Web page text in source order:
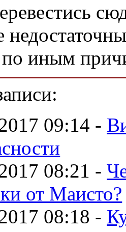
по иным
09:14 -
08:21 -
от Маисто?
08:18 -